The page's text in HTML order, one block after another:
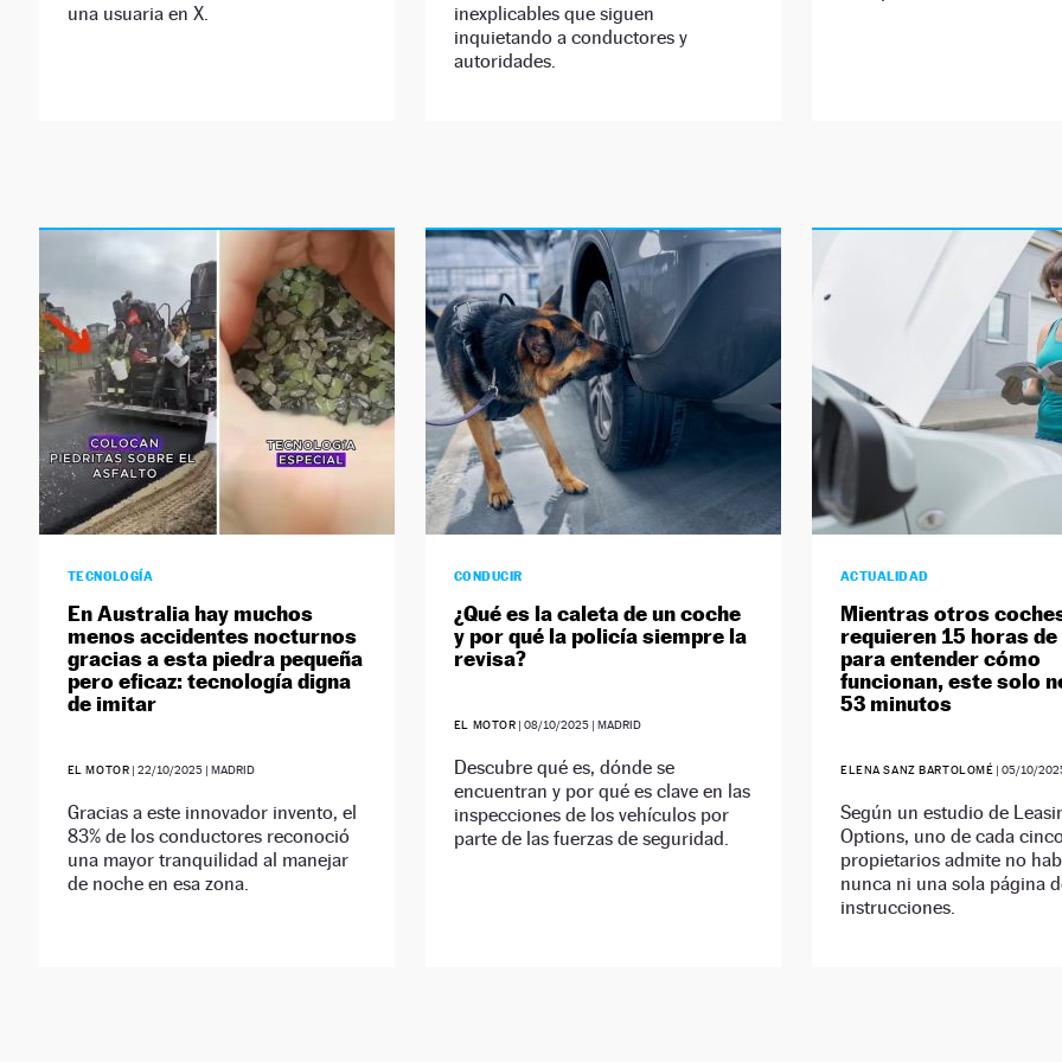
una usuaria en X.
inexplicables que siguen
inquietando a conductores y
autoridades.
TECNOLOGÍA
En Australia hay muchos
menos accidentes nocturnos
gracias a esta piedra pequeña
pero eficaz: tecnología digna
de imitar
EL MOTOR |22/10/2025 | MADRID
Gracias a este innovador invento, el
83% de los conductores reconoció
una mayor tranquilidad al manejar
de noche en esa zona.
CONDUCIR
¿Qué es la caleta de un coche
y por qué la policía siempre la
revisa?
EL MOTOR |08/10/2025 | MADRID
Descubre qué es, dónde se
encuentran y por qué es clave en las
inspecciones de los vehículos por
parte de las fuerzas de seguridad.
ACTUALIDAD
Mientras otros
requieren 15 horas
para entender cómo
funcionan, este solo
53 minutos
ELENA SANZ BARTOLOMÉ |05/10/
Según un estudio de
Options, uno de cada
propietarios admite no
nunca ni una sola página
instrucciones.